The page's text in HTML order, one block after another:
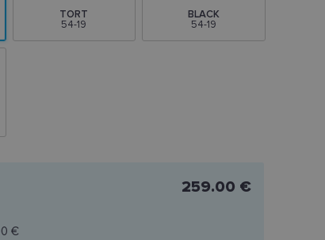
TORT
54-19
BLACK
54-19
259.00 €
€